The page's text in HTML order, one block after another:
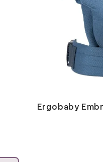
Ergobaby